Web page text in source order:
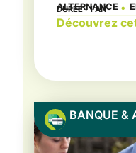
ALTERNANCE ●
DURÉE : 1 AN
Découvrez
BANQUE &